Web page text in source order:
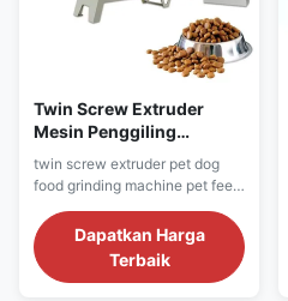
Twin Screw Extruder
Mesin Penggiling
Makanan Anjing
Peliharaan Stainless Steel
twin screw extruder pet dog
food grinding machine pet feed
production machine makie dog
food Mesin makanan anjing
peliharaan dapat digunakan
untuk produksi semua jenis
Dapatkan Harga
Terbaik